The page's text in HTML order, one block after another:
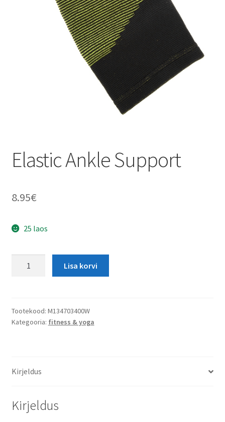
TELLIMUSE ESITAMINE
Elastic Ankle Support
8.95€
25 laos
Lisa korvi
Tootekood: M134703400W
Kategooria: fitness & yoga
Kirjeldus
Kirjeldus